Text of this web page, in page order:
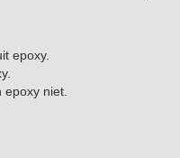
epoxy.
niet.